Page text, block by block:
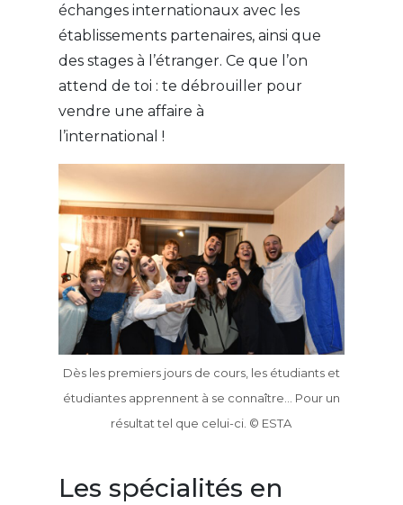
échanges internationaux avec les
établissements partenaires, ainsi que
des stages à l’étranger. Ce que l’on
attend de toi : te débrouiller pour
vendre une affaire à
l’international !
Dès les premiers jours de cours, les étudiants et
étudiantes apprennent à se connaître… Pour un
résultat tel que celui-ci. © ESTA
Les spécialités en